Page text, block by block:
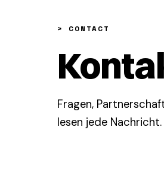
> CONTACT
Fragen,
lesen jede Nachricht.